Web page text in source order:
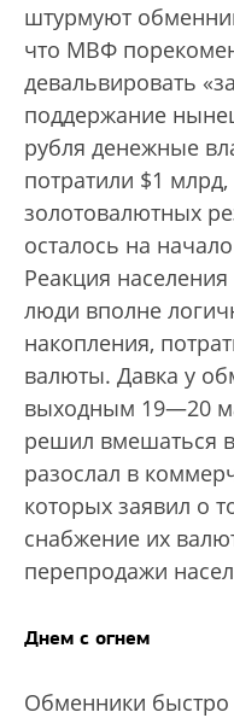
штурмуют
что МВФ
девальвировать
поддержание
рубля денежные
потратили $1
золотовалютных
осталось на
Реакция
люди вполне
накопления,
валюты. Давка у
выходным 19—20
решил вмешаться
разослал в
которых заявил о
снабжение их
перепродажи
Днем с огнем
Обменники быстро